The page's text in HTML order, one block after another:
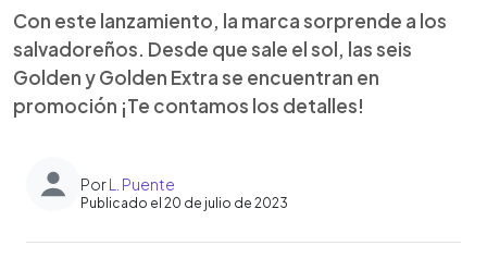
Con este lanzamiento, la marca sorprende a los
salvadoreños. Desde que sale el sol, las seis
Golden y Golden Extra se encuentran en
promoción ¡Te contamos los detalles!
PorL. Puente
Publicado el 20 de julio de 2023